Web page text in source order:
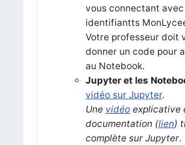
vous connectant
identifiantts
Votre professeur doit
donner un code pour
au Notebook.
Jupyter et les
vidéo sur Jupyter.
Une vidéoexplicative
documentation (lien)
complète sur Jupyter.